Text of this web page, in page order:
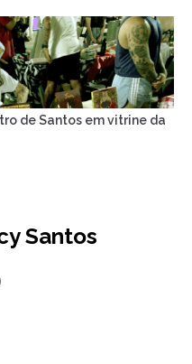
de Santos em vitrine da
Santos